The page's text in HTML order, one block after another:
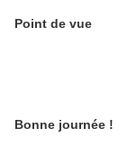
Point de vue
Bonne journée !